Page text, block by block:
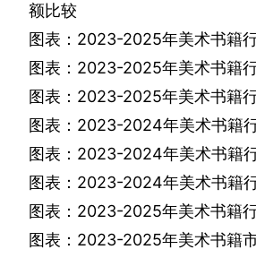
额比较
图表： 2023-2025年美术书籍
图表： 2023-2025年美术书籍
图表： 2023-2025年美术书籍
图表： 2023-2024年美术书籍
图表： 2023-2024年美术书籍
图表： 2023-2024年美术书籍
图表： 2023-2025年美术书籍
图表： 2023-2025年美术书籍